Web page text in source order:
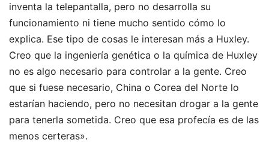
inventa la telepantalla, pero no desarrolla su
funcionamiento ni tiene mucho sentido cómo lo
explica. Ese tipo de cosas le interesan más a Huxley.
Creo que la ingeniería genética o la química de Huxley
no es algo necesario para controlar a la gente. Creo
que si fuese necesario, China o Corea del Norte lo
estarían haciendo, pero no necesitan drogar a la gente
para tenerla sometida. Creo que esa profecía es de las
menos certeras».